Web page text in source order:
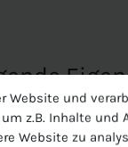
Ärmeln das sich
einzukleiden!
Website und
z.B. Inhalte und
Website zu